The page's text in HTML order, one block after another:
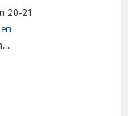
20-21